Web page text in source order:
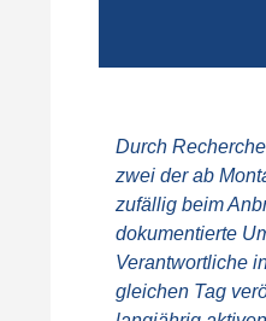
Durch
zwei der ab
zufällig beim
dokumentierte
Verantwortliche
gleichen Tag